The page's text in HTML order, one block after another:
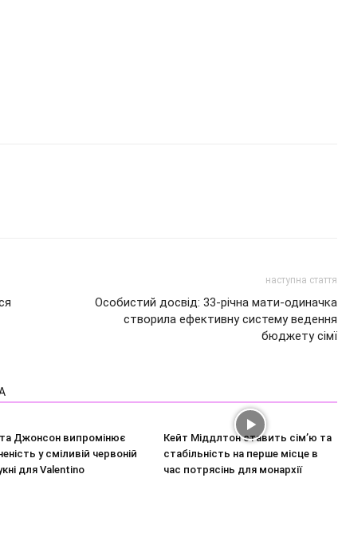
наступна стаття
Особистий досвід: 33-річна мати-одиначка
створила ефективну систему ведення
бюджету сімї
Джонсон випромінює
у сміливій червоній
для Valentino
Кейт Міддлтон ставить сім’ю та
стабільність на перше місце в
час потрясінь для монархії